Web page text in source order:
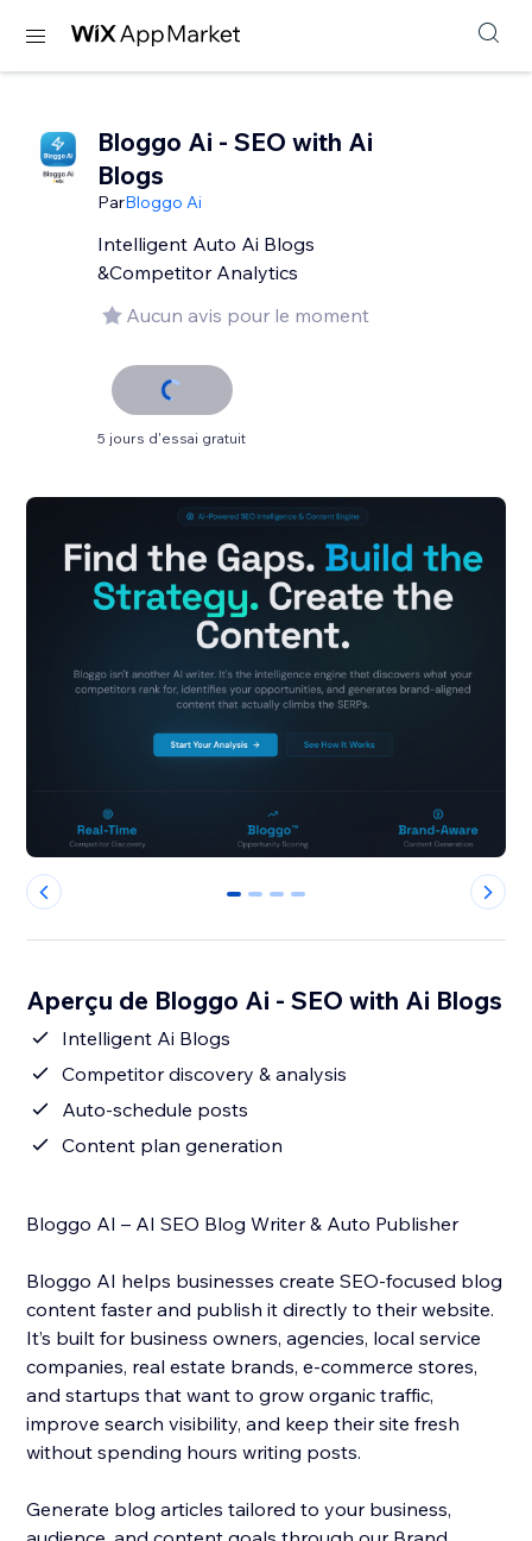
Bloggo Ai - SEO with Ai
Blogs
ParBloggo Ai
Intelligent Auto Ai Blogs
&Competitor Analytics
Aucun avis pour le moment
5 jours d'essai gratuit
0 1 2 3
Aperçu de Bloggo Ai - SEO with Ai Blogs
Intelligent Ai Blogs
Competitor discovery & analysis
Auto-schedule posts
Content plan generation
Bloggo AI – AI SEO Blog Writer & Auto Publisher
Bloggo AI helps businesses create SEO-focused blog
content faster and publish it directly to their website.
It’s built for business owners, agencies, local service
companies, real estate brands, e-commerce stores,
and startups that want to grow organic traffic,
improve search visibility, and keep their site fresh
without spending hours writing posts.
Generate blog articles tailored to your business,